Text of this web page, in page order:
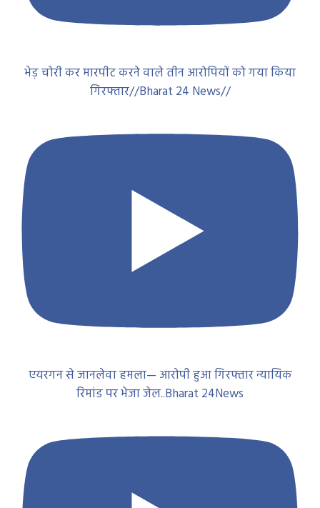
भेड़ चोरी कर मारपीट करने वाले तीन आरोपियों को गया किया
गिरफ्तार//Bharat 24 News//
एयरगन से जानलेवा हमला— आरोपी हुआ गिरफ्तार न्यायिक
रिमांड पर भेजा जेल..Bharat 24News